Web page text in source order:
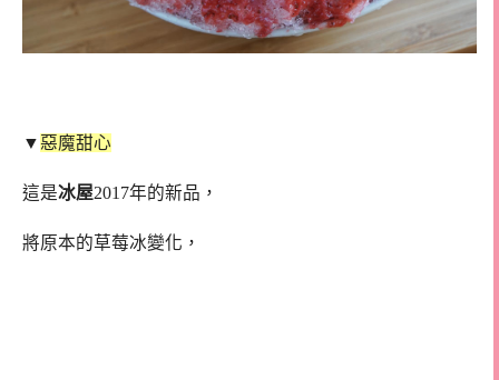
▼惡魔甜心
這是冰屋2017年的新品，
將原本的草莓冰變化，